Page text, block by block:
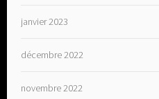
janvier 2023
décembre 2022
novembre 2022